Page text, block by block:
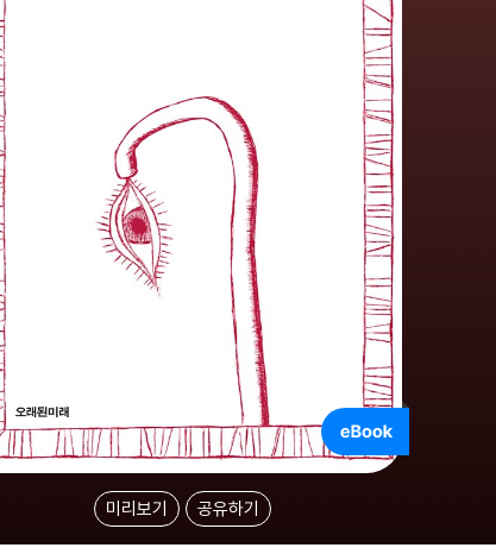
미리보기 공유하기